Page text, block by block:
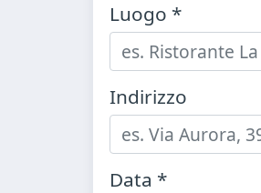
Luogo *
Indirizzo
Data *